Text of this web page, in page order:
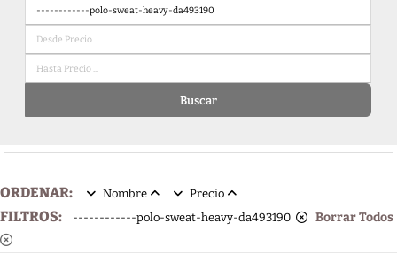
Buscar
ORDENAR: Nombre Precio
FILTROS: ------------polo-sweat-heavy-da493190 Borrar Todos